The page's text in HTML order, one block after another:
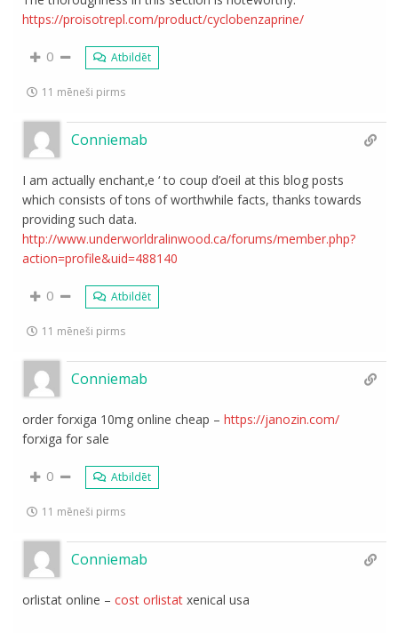
https://proisotrepl.com/product/cyclobenzaprine/
0 Atbildēt
11 mēneši pirms
Conniemab
I am actually enchant‚e ‘ to coup d’oeil at this blog posts
which consists of tons of worthwhile facts, thanks towards
providing such data.
http://www.underworldralinwood.ca/forums/member.php?
action=profile&uid=488140
0 Atbildēt
11 mēneši pirms
Conniemab
order forxiga 10mg online cheap –https://janozin.com/
forxiga for sale
0 Atbildēt
11 mēneši pirms
Conniemab
orlistat online –cost orlistat xenical usa